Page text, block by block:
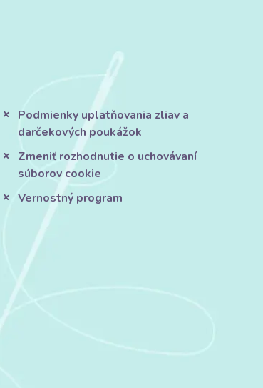
Podmienky uplatňovania zliav a
darčekových poukážok
Zmeniť rozhodnutie o uchovávaní
súborov cookie
Vernostný program